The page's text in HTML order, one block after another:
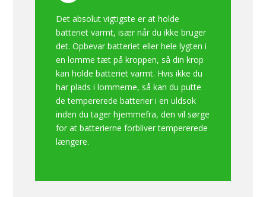
Det absolut vigtigste er at holde
batteriet varmt, især når du ikke bruger
det. Opbevar batteriet eller hele lygten i
en lomme tæt på kroppen, så din krop
kan holde batteriet varmt. Hvis ikke du
har plads i lommerne, så kan du putte
de tempererede batterier i en uldsok
inden du tager hjemmefra, den vil sørge
for at batterierne forbliver tempererede
længere.